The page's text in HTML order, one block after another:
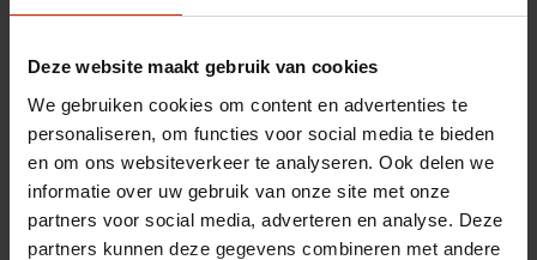
Deze website maakt gebruik van cookies
We gebruiken cookies om content en advertenties te
personaliseren, om functies voor social media te bieden
en om ons websiteverkeer te analyseren. Ook delen we
informatie over uw gebruik van onze site met onze
partners voor social media, adverteren en analyse. Deze
partners kunnen deze gegevens combineren met andere